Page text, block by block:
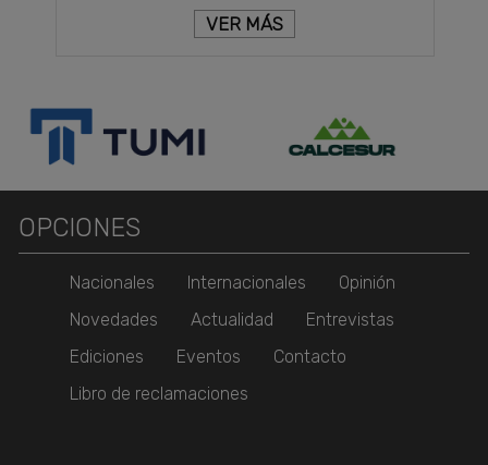
VER MÁS
OPCIONES
Nacionales Internacionales
Opinión
Novedades
Actualidad
Entrevistas
Ediciones
Eventos
Contacto
Libro de reclamaciones